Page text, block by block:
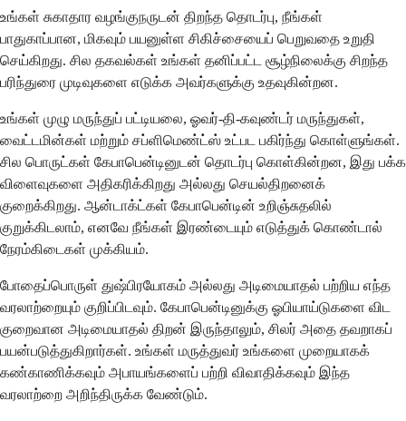
உங்கள் சுகாதார வழங்குநருடன் திறந்த தொடர்பு, நீங்கள்
பாதுகாப்பான, மிகவும் பயனுள்ள சிகிச்சையைப் பெறுவதை உறுதி
செய்கிறது. சில தகவல்கள் உங்கள் தனிப்பட்ட சூழ்நிலைக்கு சிறந்த
பரிந்துரை முடிவுகளை எடுக்க அவர்களுக்கு உதவுகின்றன.
உங்கள் முழு மருந்துப் பட்டியலை, ஓவர்-தி-கவுண்டர் மருந்துகள்,
வைட்டமின்கள் மற்றும் சப்ளிமெண்ட்ஸ் உட்பட பகிர்ந்து கொள்ளுங்கள்.
சில பொருட்கள் கேபாபென்டினுடன் தொடர்பு கொள்கின்றன, இது பக்க
விளைவுகளை அதிகரிக்கிறது அல்லது செயல்திறனைக்
குறைக்கிறது. ஆன்டாக்ட்கள் கேபாபென்டின் உறிஞ்சுதலில்
குறுக்கிடலாம், எனவே நீங்கள் இரண்டையும் எடுத்துக் கொண்டால்
நேரம்கிடைகள் முக்கியம்.
போதைப்பொருள் துஷ்பிரயோகம் அல்லது அடிமையாதல் பற்றிய எந்த
வரலாற்றையும் குறிப்பிடவும். கேபாபென்டினுக்கு ஓபியாய்டுகளை விட
குறைவான அடிமையாதல் திறன் இருந்தாலும், சிலர் அதை தவறாகப்
பயன்படுத்துகிறார்கள். உங்கள் மருத்துவர் உங்களை முறையாகக்
கண்காணிக்கவும் அபாயங்களைப் பற்றி விவாதிக்கவும் இந்த
வரலாற்றை அறிந்திருக்க வேண்டும்.